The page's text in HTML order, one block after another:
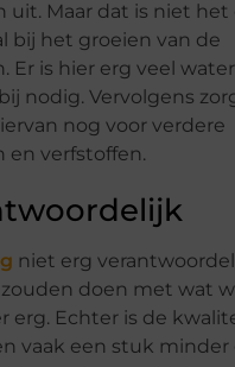
uit. Maar dat is niet het
bij het groeien van de
Er is hier erg veel
nodig. Vervolgens
nog voor verdere
en verfstoffen.
niet erg
doen met wat
erg. Echter is de
vaak een stuk minder